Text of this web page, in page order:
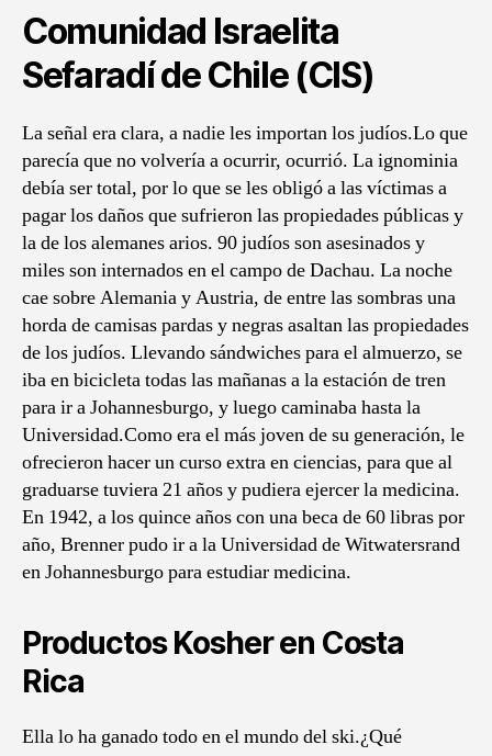
Comunidad Israelita
Sefaradí de Chile (CIS)
La señal era clara, a nadie les importan los judíos.Lo que
parecía que no volvería a ocurrir, ocurrió. La ignominia
debía ser total, por lo que se les obligó a las víctimas a
pagar los daños que sufrieron las propiedades públicas y
la de los alemanes arios. 90 judíos son asesinados y
miles son internados en el campo de Dachau. La noche
cae sobre Alemania y Austria, de entre las sombras una
horda de camisas pardas y negras asaltan las propiedades
de los judíos. Llevando sándwiches para el almuerzo, se
iba en bicicleta todas las mañanas a la estación de tren
para ir a Johannesburgo, y luego caminaba hasta la
Universidad.Como era el más joven de su generación, le
ofrecieron hacer un curso extra en ciencias, para que al
graduarse tuviera 21 años y pudiera ejercer la medicina.
En 1942, a los quince años con una beca de 60 libras por
año, Brenner pudo ir a la Universidad de Witwatersrand
en Johannesburgo para estudiar medicina.
Productos Kosher en Costa
Rica
Ella lo ha ganado todo en el mundo del ski.¿Qué